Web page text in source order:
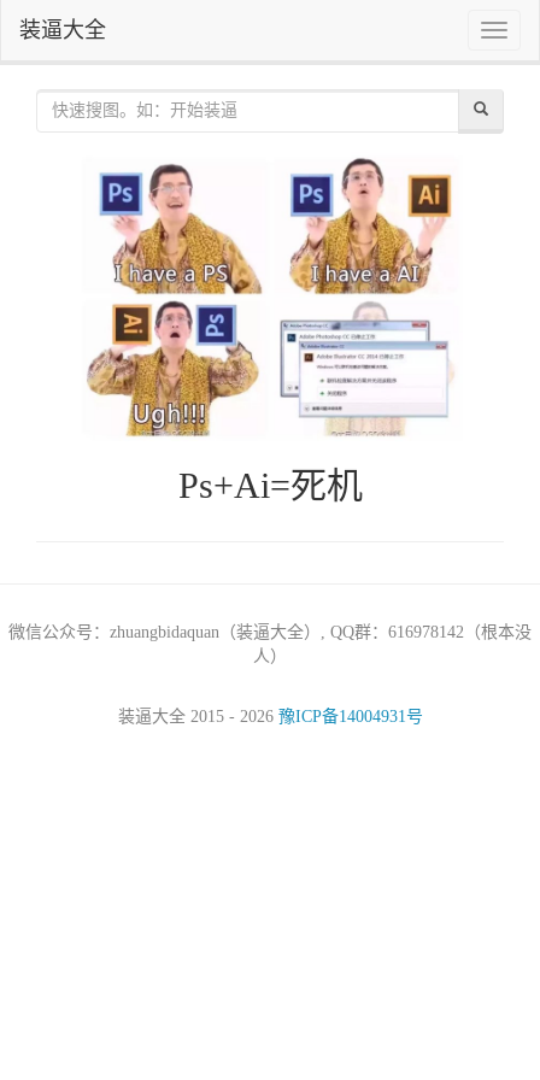
Toggle
装逼大全
Ps+Ai=死机
微信公众号：zhuangbidaquan（装逼大全）, QQ群：616978142（根本没
人）
装逼大全 2015 - 2026 豫ICP备14004931号